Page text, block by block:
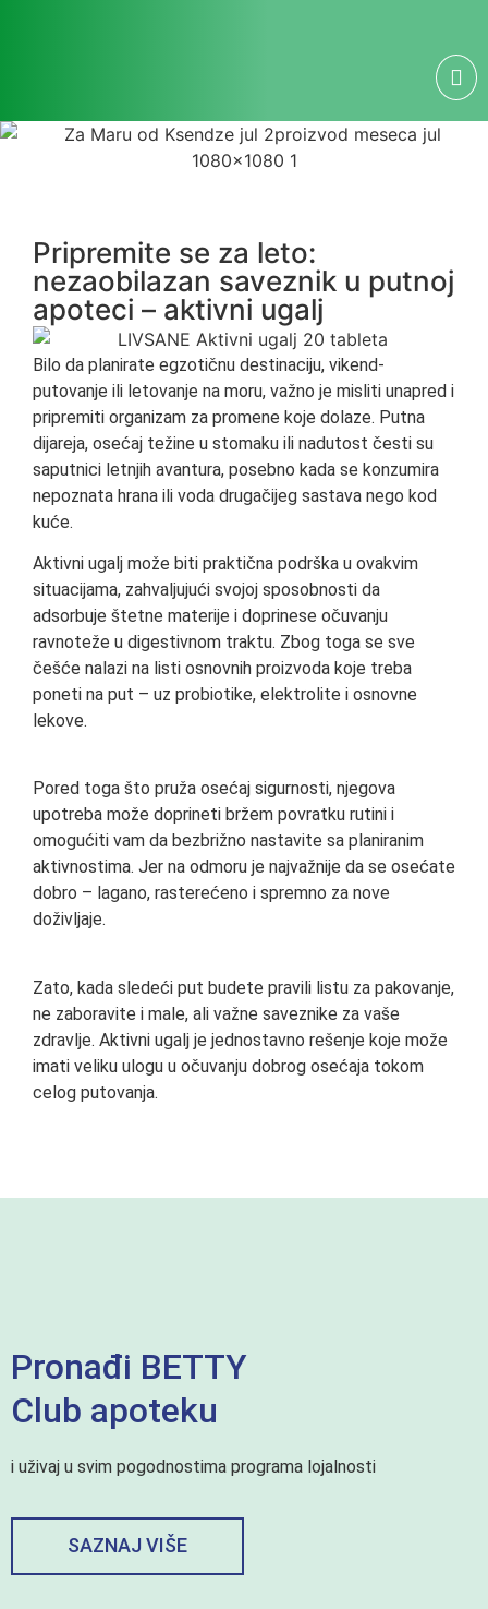
Pripremite se za leto:
nezaobilazan saveznik u putnoj
apoteci – aktivni ugalj
Bilo da planirate egzotičnu destinaciju, vikend-
putovanje ili letovanje na moru, važno je misliti unapred i
pripremiti organizam za promene koje dolaze. Putna
dijareja, osećaj težine u stomaku ili nadutost česti su
saputnici letnjih avantura, posebno kada se konzumira
nepoznata hrana ili voda drugačijeg sastava nego kod
kuće.
Aktivni ugalj može biti praktična podrška u ovakvim
situacijama, zahvaljujući svojoj sposobnosti da
adsorbuje štetne materije i doprinese očuvanju
ravnoteže u digestivnom traktu. Zbog toga se sve
češće nalazi na listi osnovnih proizvoda koje treba
poneti na put – uz probiotike, elektrolite i osnovne
lekove.
Pored toga što pruža osećaj sigurnosti, njegova
upotreba može doprineti bržem povratku rutini i
omogućiti vam da bezbrižno nastavite sa planiranim
aktivnostima. Jer na odmoru je najvažnije da se osećate
dobro – lagano, rasterećeno i spremno za nove
doživljaje.
Zato, kada sledeći put budete pravili listu za pakovanje,
ne zaboravite i male, ali važne saveznike za vaše
zdravlje. Aktivni ugalj je jednostavno rešenje koje može
imati veliku ulogu u očuvanju dobrog osećaja tokom
celog putovanja.
Pronađi BETTY
Club apoteku
i uživaj u svim pogodnostima programa lojalnosti
SAZNAJ VIŠE